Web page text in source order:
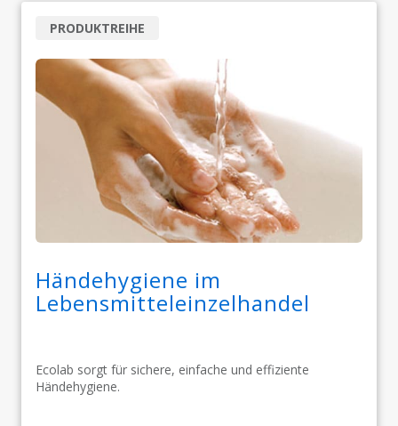
Händehygiene im
Lebensmitteleinzelhandel
Ecolab sorgt für sichere, einfache und effiziente
Händehygiene.
PRODUKTREIHE